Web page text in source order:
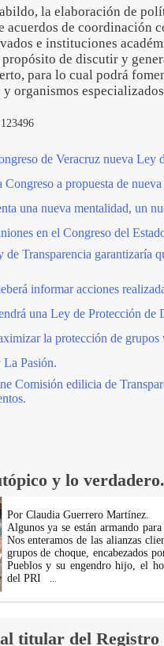
la elaboración de
acuerdos de coordinación
e instituciones
de discutir y
para lo cual podrá
organismos
de Veracruz nueva Ley
Congreso a propuesta de
una nueva mentalidad, un
en el Congreso del
de Transparencia garantizaría
informar acciones
una Ley de Protección de
la protección de
Pasión.
Comisión edilicia de
y lo verdadero.
Por Claudia Guerrero Martínez.
Algunos ya se están armando
Nos enteramos de las alianzas
grupos de choque, encabezados
Pueblos y su engendro hijo, el
del PRI
titular del Registro